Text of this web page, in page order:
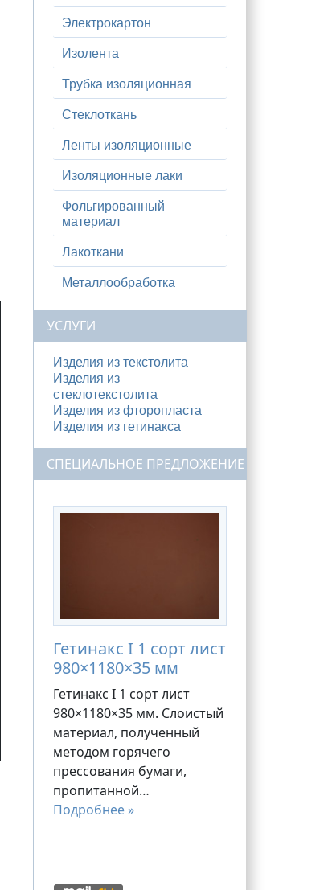
Электрокартон
Изолента
Трубка изоляционная
Стеклоткань
Ленты изоляционные
Изоляционные лаки
Фольгированный
материал
Лакоткани
Металлообработка
УСЛУГИ
Изделия из текстолита
Изделия из
стеклотекстолита
Изделия из фторопласта
Изделия из гетинакса
СПЕЦИАЛЬНОЕ ПРЕДЛОЖЕНИЕ
Гетинакс I 1 сорт лист
980×1180×35 мм
Гетинакс I 1 сорт лист
980×1180×35 мм. Слоистый
материал, полученный
методом горячего
прессования бумаги,
пропитанной…
Подробнее »